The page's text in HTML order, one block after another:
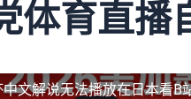
体育直播
文解说无法播放在日本看B